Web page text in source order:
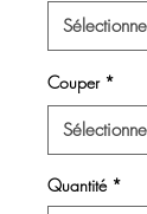
Couper *
Quantité *